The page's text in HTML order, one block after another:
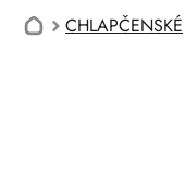
CHLAPČENSKÉ